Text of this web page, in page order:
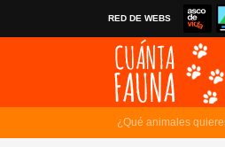
RED DE WEBS
¿Qué animales